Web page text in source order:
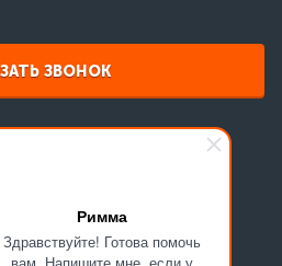
Римма
Здравствуйте! Готова помочь
ЗВОНОК